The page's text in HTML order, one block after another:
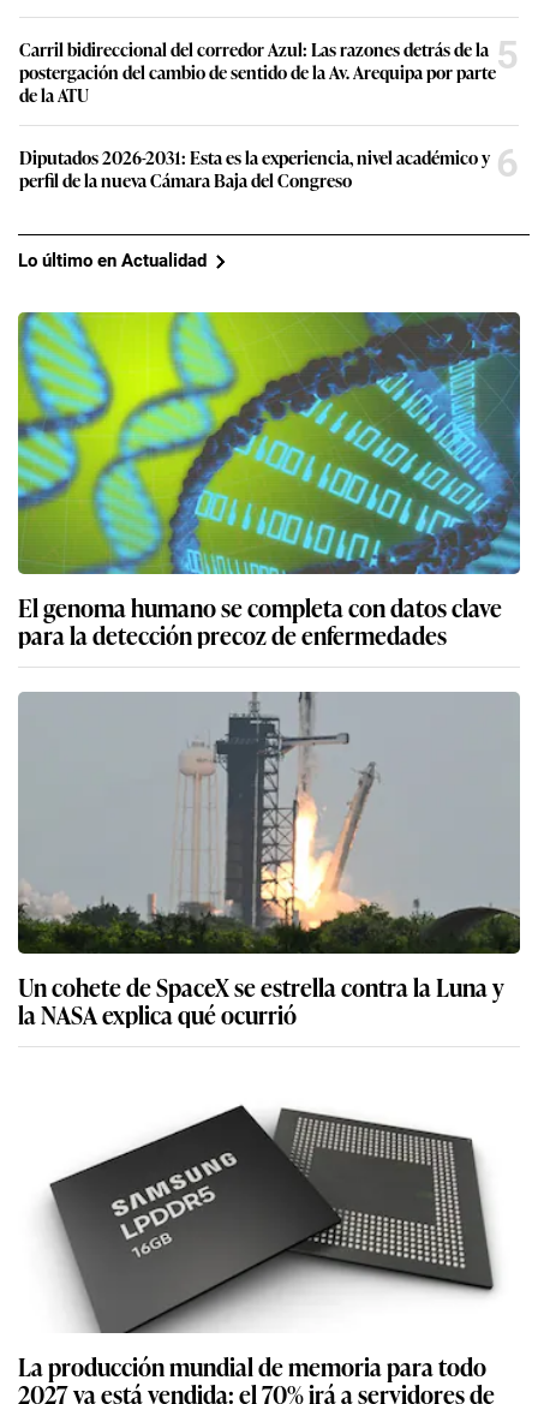
Carril bidireccional del corredor Azul: Las razones detrás de la
postergación del cambio de sentido de la Av. Arequipa por parte
de la ATU
5
Diputados 2026-2031: Esta es la experiencia, nivel académico y
perfil de la nueva Cámara Baja del Congreso
6
Lo último en Actualidad
El genoma humano se completa con datos clave
para la detección precoz de enfermedades
Un cohete de SpaceX se estrella contra la Luna y
la NASA explica qué ocurrió
La producción mundial de memoria para todo
2027 ya está vendida: el 70% irá a servidores de